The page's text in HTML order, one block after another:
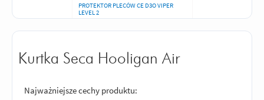
PROTEKTOR PLECÓW CE D3O VIPER
LEVEL 2
Kurtka Seca Hooligan Air
Najważniejsze cechy produktu: